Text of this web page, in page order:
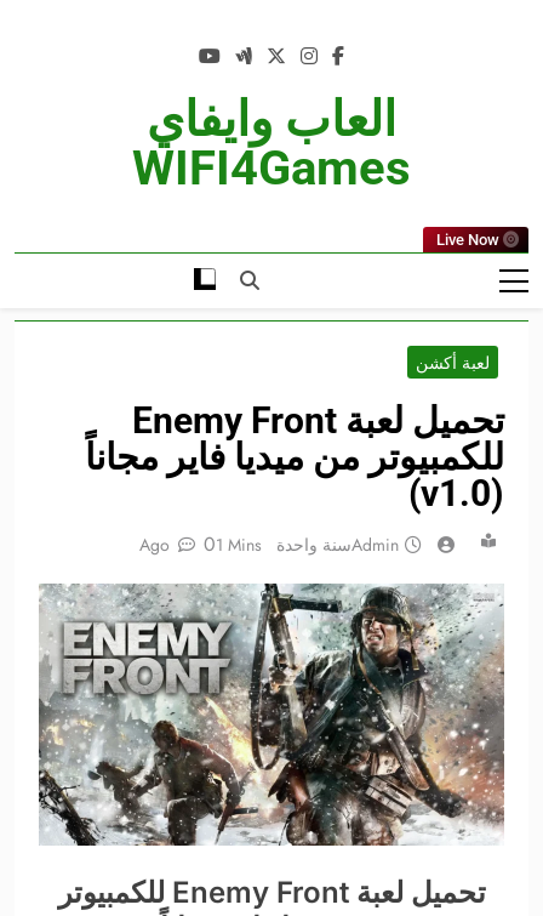
العاب وايفاي
WIFI4Games
Live Now
لعبة أكشن
تحميل لعبة Enemy Front
للكمبيوتر من ميديا فاير مجاناً
(v1.0)
Adminسنة واحدة Ago 01 Mins
تحميل لعبة Enemy Front للكمبيوتر